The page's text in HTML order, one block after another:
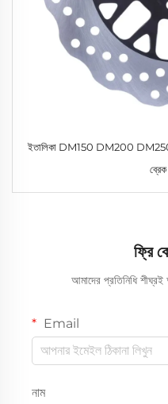
ইতালিকা DM150 DM200
ফ্রি
আমাদের প্রতিনিধি
Email
নাম